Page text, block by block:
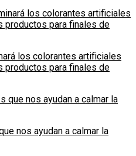
los colorantes artificiales
productos para finales de
nos ayudan a calmar la